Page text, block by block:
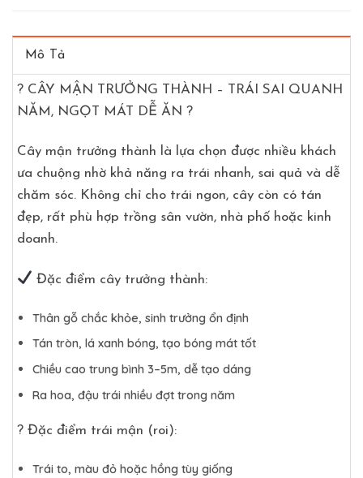
Mô Tả
? CÂY MẬN TRƯỞNG THÀNH – TRÁI SAI QUANH
NĂM, NGỌT MÁT DỄ ĂN ?
Cây mận trưởng thành là lựa chọn được nhiều khách
ưa chuộng nhờ khả năng ra trái nhanh, sai quả và dễ
chăm sóc. Không chỉ cho trái ngon, cây còn có tán
đẹp, rất phù hợp trồng sân vườn, nhà phố hoặc kinh
doanh.
Đặc điểm cây trưởng thành:
Thân gỗ chắc khỏe, sinh trưởng ổn định
Tán tròn, lá xanh bóng, tạo bóng mát tốt
Chiều cao trung bình 3–5m, dễ tạo dáng
Ra hoa, đậu trái nhiều đợt trong năm
? Đặc điểm trái mận (roi):
Trái to, màu đỏ hoặc hồng tùy giống